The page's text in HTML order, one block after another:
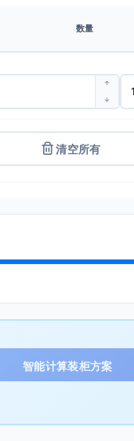
数量
清空所有
智能计算装柜方案